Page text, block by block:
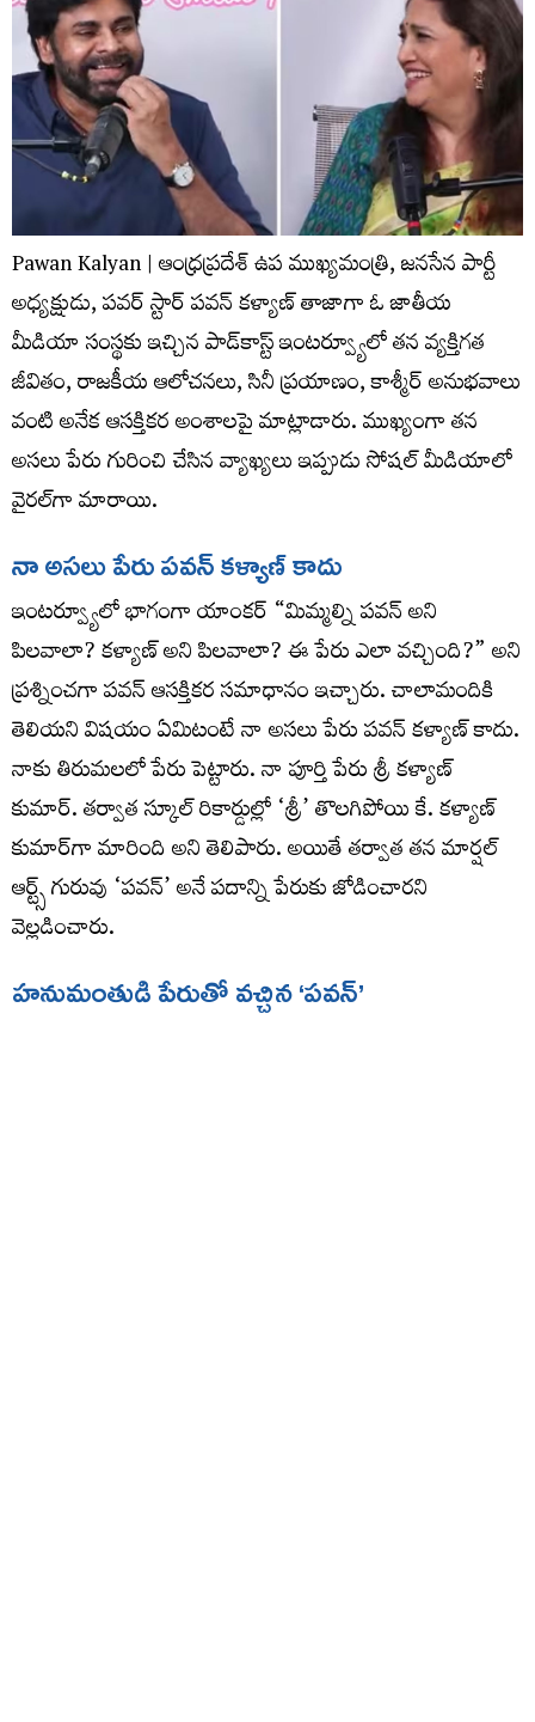
Pawan Kalyan | ఆంధ్రప్రదేశ్ ఉప ముఖ్యమంత్రి, జనసేన పార్టీ
అధ్యక్షుడు, పవర్ స్టార్ పవన్ కళ్యాణ్ తాజాగా ఓ జాతీయ
మీడియా సంస్థకు ఇచ్చిన పాడ్‌కాస్ట్ ఇంటర్వ్యూలో తన వ్యక్తిగత
జీవితం, రాజకీయ ఆలోచనలు, సినీ ప్రయాణం, కాశ్మీర్ అనుభవాలు
వంటి అనేక ఆసక్తికర అంశాలపై మాట్లాడారు. ముఖ్యంగా తన
అసలు పేరు గురించి చేసిన వ్యాఖ్యలు ఇప్పుడు సోషల్ మీడియాలో
వైరల్‌గా మారాయి.
నా అసలు పేరు పవన్ కళ్యాణ్ కాదు
ఇంటర్వ్యూలో భాగంగా యాంకర్ “మిమ్మల్ని పవన్ అని
పిలవాలా? కళ్యాణ్ అని పిలవాలా? ఈ పేరు ఎలా వచ్చింది?” అని
ప్రశ్నించగా పవన్ ఆసక్తికర సమాధానం ఇచ్చారు. చాలామందికి
తెలియని విషయం ఏమిటంటే నా అసలు పేరు పవన్ కళ్యాణ్ కాదు.
నాకు తిరుమలలో పేరు పెట్టారు. నా పూర్తి పేరు శ్రీ కళ్యాణ్
కుమార్. తర్వాత స్కూల్ రికార్డుల్లో ‘శ్రీ’ తొలగిపోయి కే. కళ్యాణ్
కుమార్‌గా మారింది అని తెలిపారు. అయితే తర్వాత తన మార్షల్
ఆర్ట్స్ గురువు ‘పవన్’ అనే పదాన్ని పేరుకు జోడించారని
వెల్లడించారు.
హనుమంతుడి పేరుతో వచ్చిన ‘పవన్’